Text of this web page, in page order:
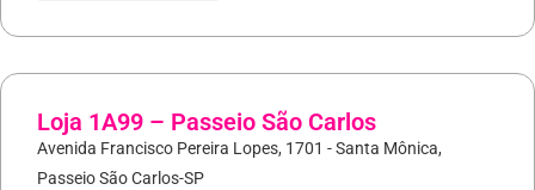
Loja 1A99 – Passeio São Carlos
Avenida Francisco Pereira Lopes, 1701 - Santa Mônica,
Passeio São Carlos-SP